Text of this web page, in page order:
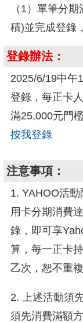
（1）單筆分
積)並完成登錄
登錄辦法：
2025/6/19中午
登錄，每正卡
滿25,000元門檻
按我登錄
注意事項：
1. YAHOO活
用卡分期消費
錄，即可享
算，每一正卡
乙次，恕不重複
2. 上述活動須
須先消費滿額